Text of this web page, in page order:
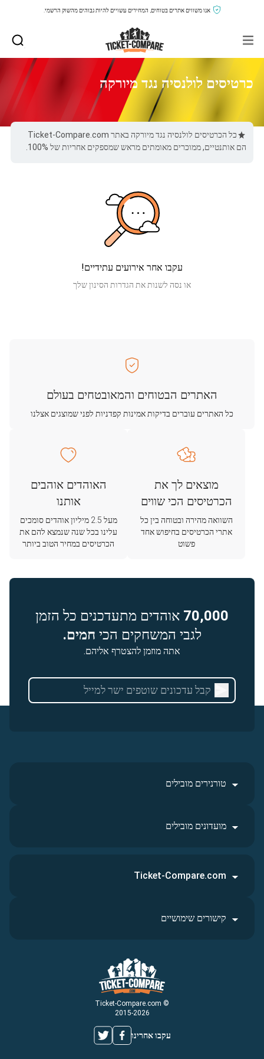
אנו משווים אתרים בטוחים, המחירים עשויים להיות גבוהים מהשוק הרשמי.
כרטיסים לולנסיה נגד מיורקה
כל הכרטיסים לולנסיה נגד מיורקה באתר Ticket-Compare.com
הם אותנטיים, ממוכרים מאומתים מראש שמספקים אחריות של 100%.
עקבו אחר אירועים עתידיים!
או נסה לשנות את הגדרות הסינון שלך
האתרים הבטוחים והמאובטחים בעולם
כל האתרים עוברים בדיקות אמינות קפדניות לפני שמוצגים אצלנו
מוצאים לך את
הכרטיסים הכי שווים
השוואה מהירה ובטוחה בין כל
אתרי הכרטיסים בחיפוש אחד
פשוט
האוהדים אוהבים
אותנו
מעל 2.5 מיליון אוהדים סומכים
עלינו בכל שנה שנמצא להם את
הכרטיסים במחיר הטוב ביותר
70,000 אוהדים מתעדכנים כל הזמן
לגבי המשחקים הכי חמים.
אתה מוזמן להצטרף אליהם.
טורנירים מובילים
מועדונים מובילים
© Ticket-Compare.com
2015-2026
עקבו אחרינו
Ticket-Compare.com
קישורים שימושיים